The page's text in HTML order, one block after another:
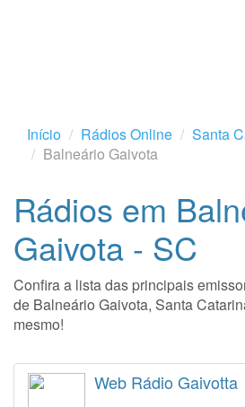
Início Rádios Online
Santa
Balneário Gaivota
Rádios em
Gaivota - SC
Confira a lista das principais
de Balneário Gaivota, Santa
mesmo!
Web Rádio Gaivotta